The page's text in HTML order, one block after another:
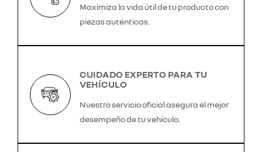
Maximiza la vida útil de tu producto con
piezas auténticas.
CUIDADO EXPERTO PARA TU
VEHÍCULO
Nuestro servicio oficial asegura el mejor
desempeño de tu vehículo.